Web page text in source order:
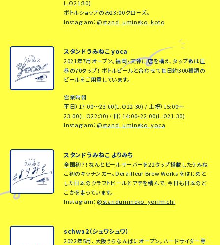
L.O21:30)
ボトルショップのみ23:00クローズ。
Instagram： @stand_umineko_koto
スタンドうみねこ yoca
2021年7月オープン。福岡・天神に店を構え、タップ数は圧
巻の70タップ！ ボトルビールと合わせて毎日約300種類の
ビールをご用意しています。
営業時間
平日）17:00～23:00(L.O22:30) / 土祝）15:00～
23:00(L.O22:30) / 日）14:00~22:00(L.O21:30)
Instagram： @stand_umineko_yoca
スタンドうみねこ よりみち
全国初？！なんとビールサーバーを22タップ搭載したうみね
こ初のキッチンカー。Derailleur Brew Works をはじめと
した日本のクラフトビールとアテを積んで、今日も日本のど
こかを走っています。
Instagram： @standumineko_yorimichi
schwa2（シュワシュワ）
2022年5月、大阪うらなんばにオープン。ハードサイダー専